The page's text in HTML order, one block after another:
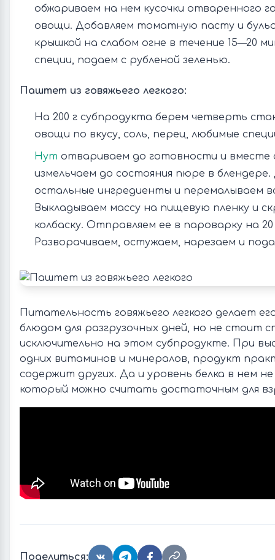
обжариваем на нем кусочки отваренного
овощи. Добавляем томатную пасту и
крышкой на слабом огне в течение 15—20
специи, подаем с рубленой зеленью.
Паштет из говяжьего легкого:
На 200 г субпродукта берем четверть
овощи по вкусу, соль, перец, любимые
Нут отвариваем до готовности и вместе
измельчаем до состояния пюре в блендере.
остальные ингредиенты и перемалываем
Выкладываем массу на пищевую пленку и
колбаску. Отправляем ее в пароварку на
Разворачиваем, остужаем, нарезаем и
Питательность говяжьего легкого делает
блюдом для разгрузочных дней, но не стоит
исключительно на этом субпродукте. При
одних витаминов и минералов, продукт
содержит других. Да и уровень белка в нем
который можно считать достаточным для
Поделиться: